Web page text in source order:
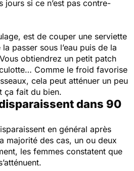
jours si ce n’est pas contre-
est de couper une serviette
passer sous l’eau puis de la
obtiendrez un petit patch
Comme le froid favorise
cela peut atténuer un peu
ça fait du bien.
dans 90
en général après
majorité des cas, un ou deux
les femmes constatent que